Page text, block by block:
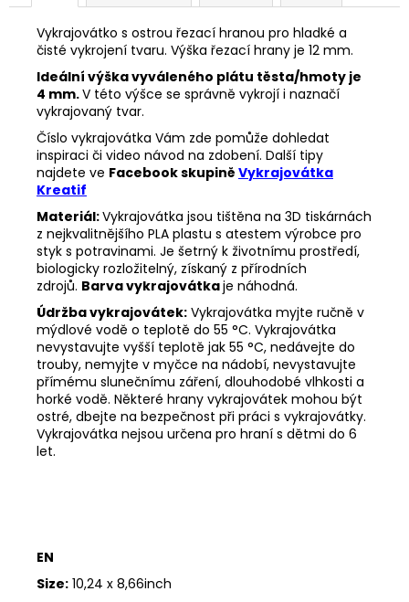
Vykrajovátko s ostrou řezací hranou pro hladké a
čisté vykrojení tvaru. Výška řezací hrany je 12 mm.
Ideální výška vyváleného plátu těsta/hmoty je
4 mm.V této výšce se správně vykrojí i naznačí
vykrajovaný tvar.
Číslo vykrajovátka Vám zde pomůže dohledat
inspiraci či video návod na zdobení. Další tipy
najdete ve Facebook skupině Vykrajovátka
Kreatif
Materiál:Vykrajovátka jsou tištěna na 3D tiskárnách
z nejkvalitnějšího PLA plastu s atestem výrobce pro
styk s potravinami. Je šetrný k životnímu prostředí,
biologicky rozložitelný, získaný z přírodních
zdrojů. Barva vykrajovátkaje náhodná.
Údržba vykrajovátek: Vykrajovátka myjte ručně v
mýdlové vodě o teplotě do 55 °C. Vykrajovátka
nevystavujte vyšší teplotě jak 55 °C, nedávejte do
trouby, nemyjte v myčce na nádobí, nevystavujte
přímému slunečnímu záření, dlouhodobé vlhkosti a
horké vodě. Některé hrany vykrajovátek mohou být
ostré, dbejte na bezpečnost při práci s vykrajovátky.
Vykrajovátka nejsou určena pro hraní s dětmi do 6
let.
EN
Size: 10,24 x 8,66inch
49
Kč